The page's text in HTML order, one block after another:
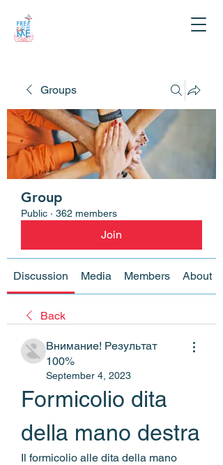
Groups
Group
Public · 362 members
Join
Discussion Media Members About
Back
Внимание! Результат
100%
September 4, 2023
Formicolio dita
della mano destra
Il formicolio alle dita della mano